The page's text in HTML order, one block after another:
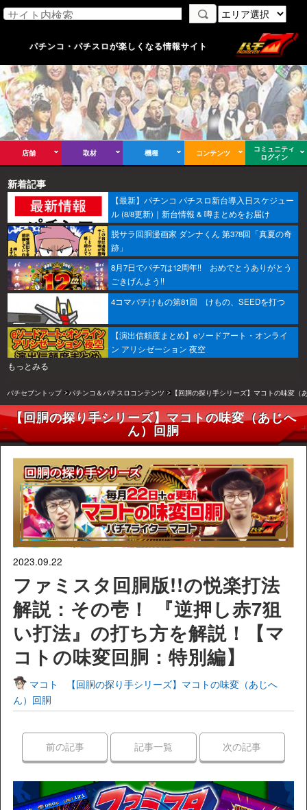
パチンコ・パチスロが楽しくなる情報サイト
店舗 取材 機種 コンテンツ
コミュニティ
ログイン
新着記事
【最新】パチンコ パチスロ新台導入日スケジュー
ル (8/8更新)｜新台情報 & 噂まとめをお届け
脱サラ回胴漫画家 ダンナくん 第378回「真夏の奇
跡」
8月7日でパチ7は12周年!! おめでとうありがとう
ごきげんよう!!
4コマパチけもの第81回 けもの、SEEDを打つ
【演出信頼度まとめ】eソードアート・オンライ
ン アリシゼーション 夜空
もっとみる
パチセブントップ パチンコ＆パチスロコンテンツ 【回胴の探り手シリーズ】マコトの味変（
【回胴の探り手シリーズ】マコトの味変（あじへ
ん）回胴
2023.09.22
ファミスタ回胴版!!の悦楽打法
解説：その壱！ 『逆押し赤7狙
い打法』の打ち方を解説！【マ
コトの味変回胴：特別編】
マコト
【回胴の探り手シリーズ】マコトの味変（あじへ
ん）回胴
前の記事 記事一覧 次の記事